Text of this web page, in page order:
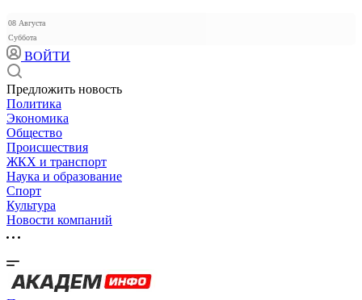
08 Августа
Суббота
ВОЙТИ
Предложить новость
Политика
Экономика
Общество
Происшествия
ЖКХ и транспорт
Наука и образование
Спорт
Культура
Новости компаний